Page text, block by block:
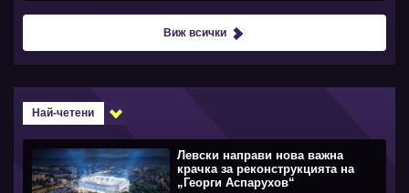
Виж всички
Най-четени
Левски направи нова важна
крачка за реконструкцията на
„Георги Аспарухов“